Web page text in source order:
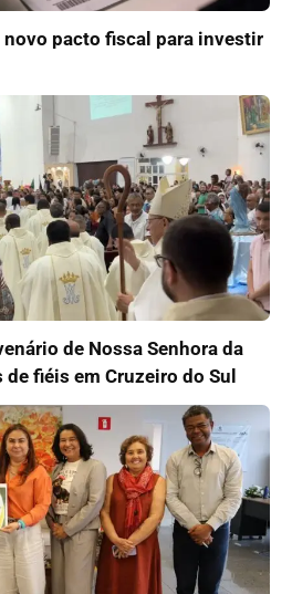
novo pacto fiscal para investir
de Nossa Senhora da
fiéis em Cruzeiro do Sul